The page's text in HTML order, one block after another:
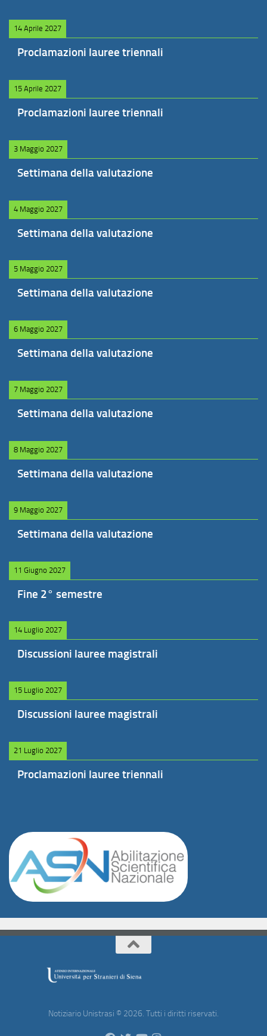
14 Aprile 2027
Proclamazioni lauree triennali
15 Aprile 2027
Proclamazioni lauree triennali
3 Maggio 2027
Settimana della valutazione
4 Maggio 2027
Settimana della valutazione
5 Maggio 2027
Settimana della valutazione
6 Maggio 2027
Settimana della valutazione
7 Maggio 2027
Settimana della valutazione
8 Maggio 2027
Settimana della valutazione
9 Maggio 2027
Settimana della valutazione
11 Giugno 2027
Fine 2° semestre
14 Luglio 2027
Discussioni lauree magistrali
15 Luglio 2027
Discussioni lauree magistrali
21 Luglio 2027
Proclamazioni lauree triennali
Notiziario Unistrasi © 2026. Tutti i diritti riservati.